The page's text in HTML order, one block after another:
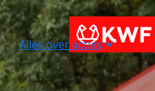
Alles over acties